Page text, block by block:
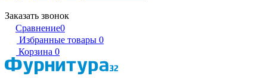
Заказать звонок
Сравнение0
Избранные товары 0
Корзина 0